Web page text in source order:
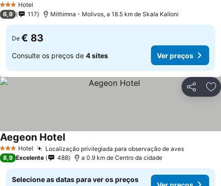
3 EstrelasHotel
6,9 117 Mithimna - Molivos, a 18.5 km de Skala Kalloni
De € 83
Consulte os preços de 4 sites Ver preços
Partilhar
3 EstrelasHotel Localização privilegiada para observação de aves
Aegeon Hotel
8,9 Excelente 488 a 0.9 km de Centro da cidade
Selecione as datas para ver os preços